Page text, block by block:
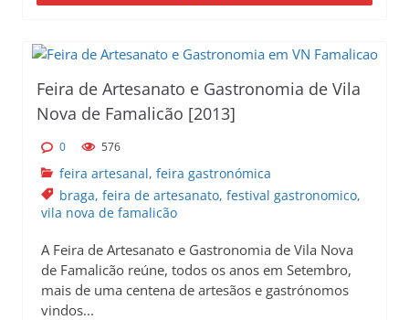
Feira de Artesanato e Gastronomia de Vila
Nova de Famalicão [2013]
0 576
feira artesanal, feira gastronómica
braga, feira de artesanato, festival gastronomico,
vila nova de famalicão
A Feira de Artesanato e Gastronomia de Vila Nova
de Famalicão reúne, todos os anos em Setembro,
mais de uma centena de artesãos e gastrónomos
vindos...